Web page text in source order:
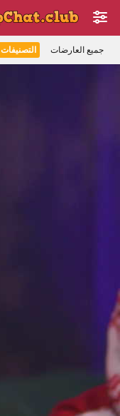
جميع العارضات التصنيفات